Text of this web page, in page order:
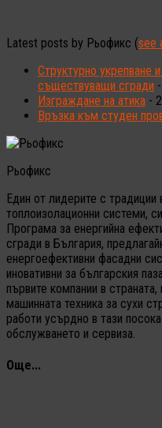
Latest posts by Рьофикс (see
Структурно укрепване
съществуващи сгради
Изграждане на атика -
Връзка към студен
Рьофикс
Един от лидерите с традиции
топлоизолационни системи,
Програма за енергийна
сгради в България,
енергоефективни фасадни
иновативни за българския
първите компании в
машинната техника за сухи
работи усърдно в тази
обслужването и сервиза.
Още...